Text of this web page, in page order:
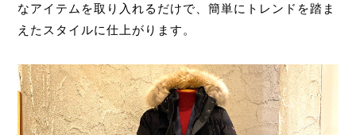
なアイテムを取り入れるだけで、簡単にトレンドを踏ま
えたスタイルに仕上がります。